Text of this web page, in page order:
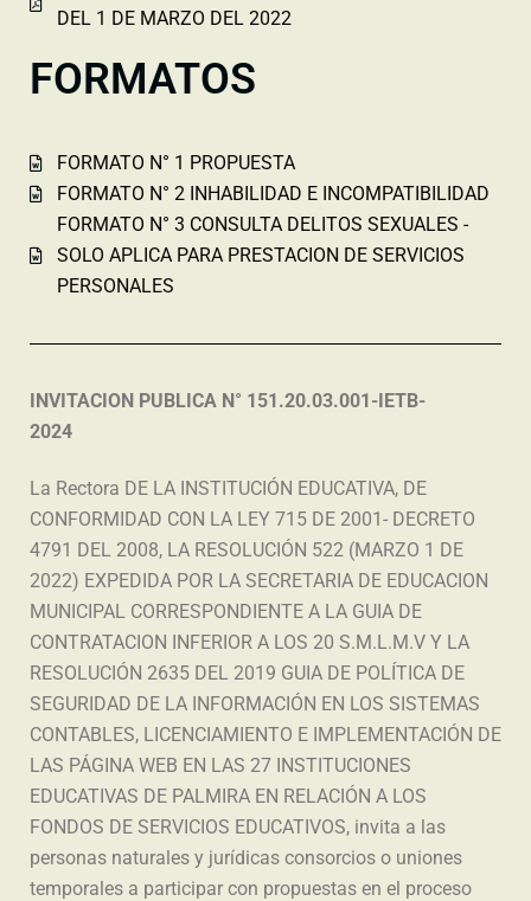
DEL 1 DE MARZO DEL 2022
FORMATOS
FORMATO N° 1 PROPUESTA
FORMATO N° 2 INHABILIDAD E INCOMPATIBILIDAD
FORMATO N° 3 CONSULTA DELITOS SEXUALES -
SOLO APLICA PARA PRESTACION DE SERVICIOS
PERSONALES
INVITACION PUBLICA N° 151.20.03.001-IETB-
2024
La Rectora DE LA INSTITUCIÓN EDUCATIVA, DE
CONFORMIDAD CON LA LEY 715 DE 2001- DECRETO
4791 DEL 2008, LA RESOLUCIÓN 522 (MARZO 1 DE
2022) EXPEDIDA POR LA SECRETARIA DE EDUCACION
MUNICIPAL CORRESPONDIENTE A LA GUIA DE
CONTRATACION INFERIOR A LOS 20 S.M.L.M.V Y LA
RESOLUCIÓN 2635 DEL 2019 GUIA DE POLÍTICA DE
SEGURIDAD DE LA INFORMACIÓN EN LOS SISTEMAS
CONTABLES, LICENCIAMIENTO E IMPLEMENTACIÓN DE
LAS PÁGINA WEB EN LAS 27 INSTITUCIONES
EDUCATIVAS DE PALMIRA EN RELACIÓN A LOS
FONDOS DE SERVICIOS EDUCATIVOS, invita a las
personas naturales y jurídicas consorcios o uniones
temporales a participar con propuestas en el proceso